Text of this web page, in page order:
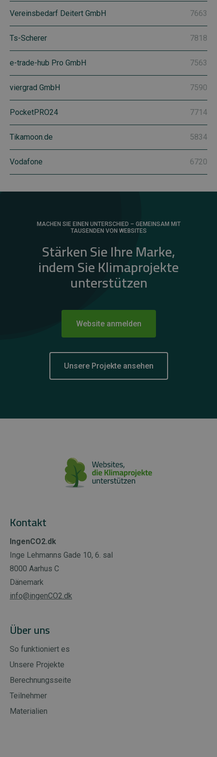
Vereinsbedarf Deitert GmbH 7663
Ts-Scherer 7818
e-trade-hub Pro GmbH 7563
viergrad GmbH 7590
PocketPRO24 7714
Tikamoon.de 5834
Vodafone 6720
MACHEN SIE EINEN UNTERSCHIED – GEMEINSAM MIT
TAUSENDEN VON WEBSITES
Stärken Sie Ihre Marke,
indem Sie Klimaprojekte
unterstützen
Website anmelden
Unsere Projekte ansehen
Kontakt
IngenCO2.dk
Inge Lehmanns Gade 10, 6. sal
8000 Aarhus C
Dänemark
info@ingenCO2.dk
Über uns
So funktioniert es
Unsere Projekte
Berechnungsseite
Teilnehmer
Materialien